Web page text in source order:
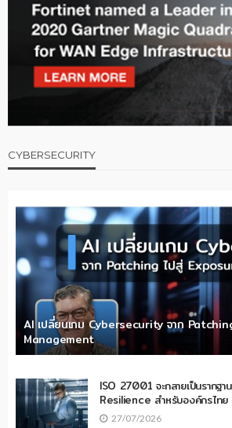
CYBERSECURITY
AI เปลี่ยนเกม Cybersecurity จาก
Management
ISO 27001 จะกลายเป็นรากฐ
Resilience สำหรับองค์กรไทย
27/07/2026